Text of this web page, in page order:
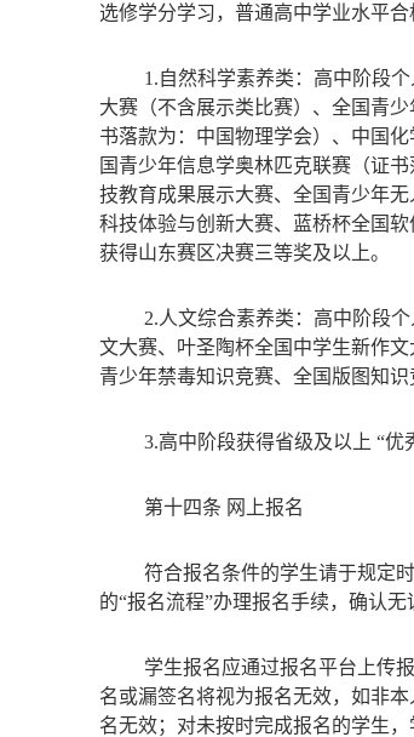
选修学分学习，普通高中学业水平
1.自然科学素养类：高中阶段
大赛（不含展示类比赛）、全国青
书落款为：中国物理学会）、中国
国青少年信息学奥林匹克联赛（证
技教育成果展示大赛、全国青少年
科技体验与创新大赛、蓝桥杯全国
获得山东赛区决赛三等奖及以上。
2.人文综合素养类：高中阶段
文大赛、叶圣陶杯全国中学生新作
青少年禁毒知识竞赛、全国版图知
3.高中阶段获得省级及以上 “优
第十四条 网上报名
符合报名条件的学生请于规定
的“报名流程”办理报名手续，确认
学生报名应通过报名平台上传
名或漏签名将视为报名无效，如非
名无效；对未按时完成报名的学生